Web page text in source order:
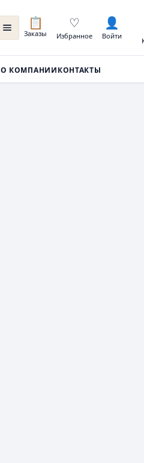
📋
Заказы
♡
Избранное
👤
Войти
О КОМПАНИИКОНТАКТЫ